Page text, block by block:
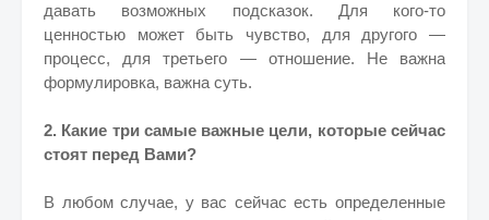
давать возможных подсказок. Для кого-то
ценностью может быть чувство, для другого —
процесс, для третьего — отношение. Не важна
формулировка, важна суть.
2. Какие три самые важные цели, которые сейчас
стоят перед Вами?
В любом случае, у вас сейчас есть определенные